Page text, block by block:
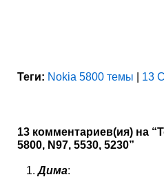
Теги: Nokia 5800 темы 13
13 комментариев(ия) на
5800, N97, 5530, 5230”
Дима: